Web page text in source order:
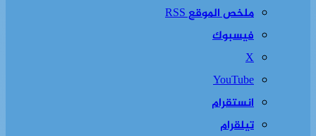
ملخص الموقع RSS
فيسبوك
‫X
‫YouTube
انستقرام
تيلقرام